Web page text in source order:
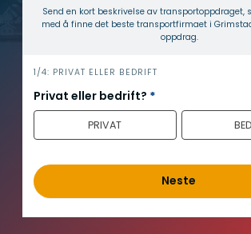
Send en kort beskrivelse av transport­oppdraget,
med å finne det beste transport­firmaet i
oppdrag.
h
e
r
1/4: PRIVAT ELLER BEDRIFT
Privat eller bedrift? *
PRIVAT
Neste